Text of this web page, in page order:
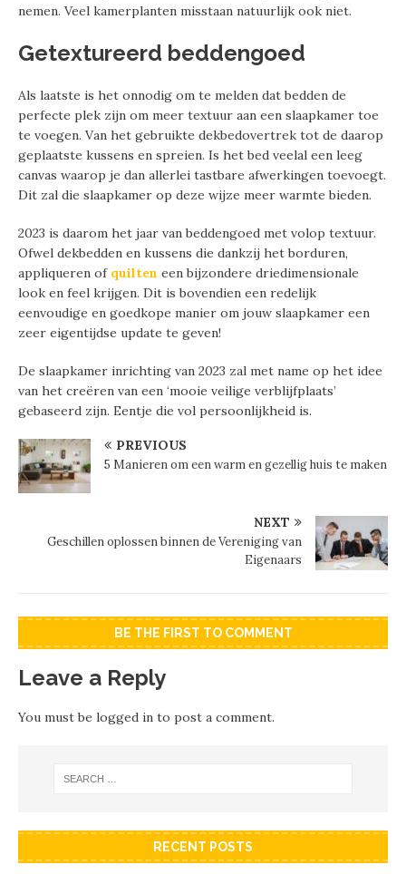
nemen. Veel kamerplanten misstaan natuurlijk ook niet.
Getextureerd beddengoed
Als laatste is het onnodig om te melden dat bedden de
perfecte plek zijn om meer textuur aan een slaapkamer toe
te voegen. Van het gebruikte dekbedovertrek tot de daarop
geplaatste kussens en spreien. Is het bed veelal een leeg
canvas waarop je dan allerlei tastbare afwerkingen toevoegt.
Dit zal die slaapkamer op deze wijze meer warmte bieden.
2023 is daarom het jaar van beddengoed met volop textuur.
Ofwel dekbedden en kussens die dankzij het borduren,
appliqueren of quilten een bijzondere driedimensionale
look en feel krijgen. Dit is bovendien een redelijk
eenvoudige en goedkope manier om jouw slaapkamer een
zeer eigentijdse update te geven!
De slaapkamer inrichting van 2023 zal met name op het idee
van het creëren van een ‘mooie veilige verblijfplaats’
gebaseerd zijn. Eentje die vol persoonlijkheid is.
PREVIOUS
5 Manieren om een warm en gezellig huis te maken
NEXT
Geschillen oplossen binnen de Vereniging van
Eigenaars
BE THE FIRST TO COMMENT
Leave a Reply
You must be logged in to post a comment.
RECENT POSTS